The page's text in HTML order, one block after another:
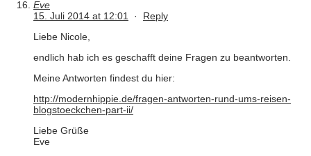
Eve
15. Juli 2014 at 12:01 · Reply
Liebe Nicole,
endlich hab ich es geschafft deine Fragen zu beantworten.
Meine Antworten findest du hier:
http://modernhippie.de/fragen-antworten-rund-ums-reisen-
blogstoeckchen-part-ii/
Liebe Grüße
Eve